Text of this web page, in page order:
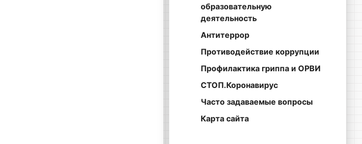
образовательную
деятельность
Антитеррор
Противодействие коррупции
Профилактика гриппа и ОРВИ
СТОП.Коронавирус
Часто задаваемые вопросы
Карта сайта